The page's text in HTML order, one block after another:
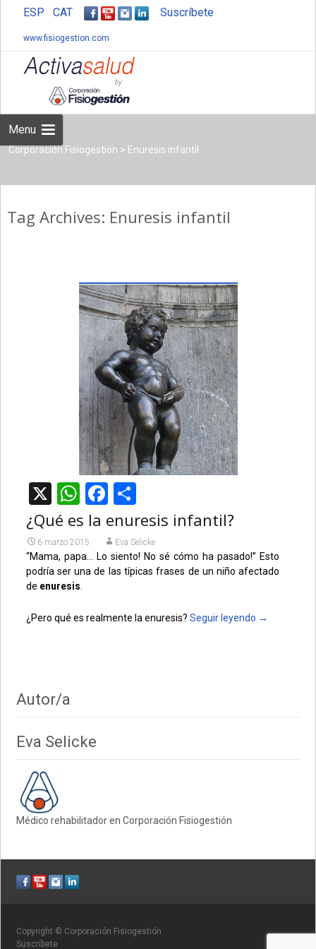
ESP CAT Suscríbete
www.fisiogestion.com
Menu
Corporación Fisiogestión > Enuresis infantil
Tag Archives: Enuresis infantil
X WhatsApp
Facebook
Compartir
¿Qué es la enuresis infantil?
6 marzo 2015 Eva Selicke
“Mama, papa… Lo siento! No sé cómo ha pasado!” Esto
podría ser una de las típicas frases de un niño afectado
de enuresis
¿Pero qué es realmente la enuresis? Seguir leyendo →
Autor/a
Eva Selicke
Médico rehabilitador en Corporación Fisiogestión
Copyright © Corporación Fisiogestión
Suscríbete